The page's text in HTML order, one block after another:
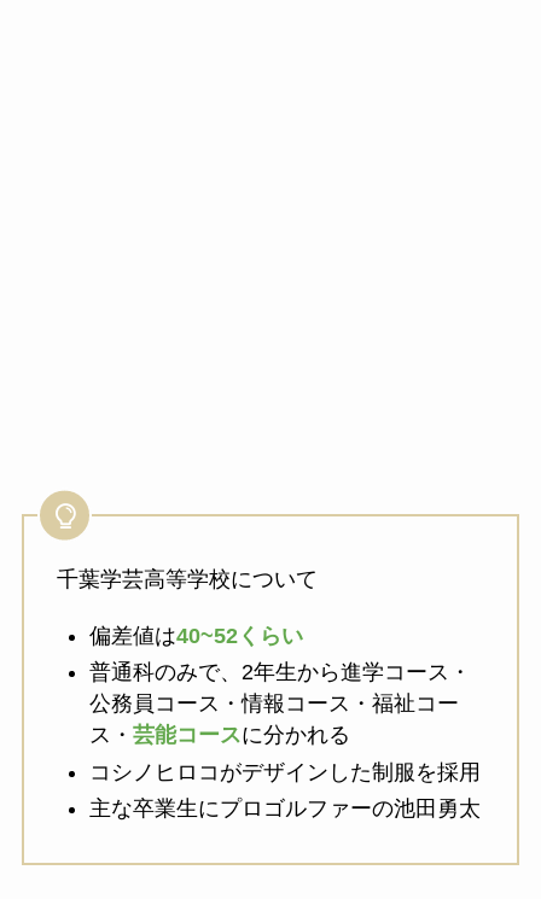
千葉学芸高等学校について
偏差値は40~52くらい
普通科のみで、2年生から進学コース・
公務員コース・情報コース・福祉コー
ス・ 芸能コースに分かれる
コシノヒロコがデザインした制服を採用
主な卒業生にプロゴルファーの池田勇太